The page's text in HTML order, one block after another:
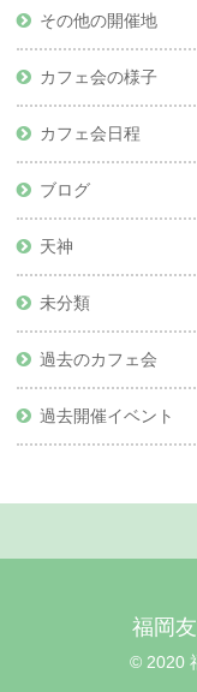
その他の開催地
カフェ会の様子
カフェ会日程
ブログ
天神
未分類
過去のカフェ会
過去開催イベント
福岡
© 2020